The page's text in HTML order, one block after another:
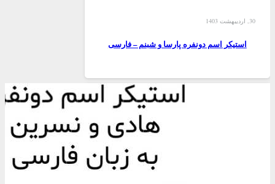
30, اردیبهشت 1403
استیکر اسم دونفره پارسا و شبنم – فارسی